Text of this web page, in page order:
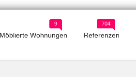
9
Möblierte Wohnungen
704
Referenzen